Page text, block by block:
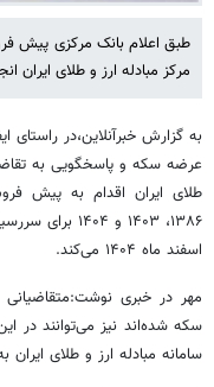
طبق اعلام بانک مرکزی پیش
مرکز مبادله ارز و طلای ایران
به گزارش خبرآنلاین،در راستای
عرضه سکه و پاسخگویی به
طلای ایران اقدام به پیش
اسفند ماه ۱۴۰۴ می‌کند.
مهر در خبری
سکه شده‌اند نیز می‌توانند در
سامانه مبادله ارز و طلای